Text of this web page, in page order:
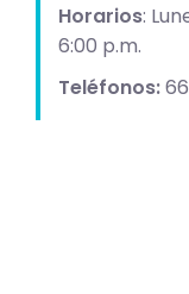
Horarios:
6:00 p.m.
Teléfonos: